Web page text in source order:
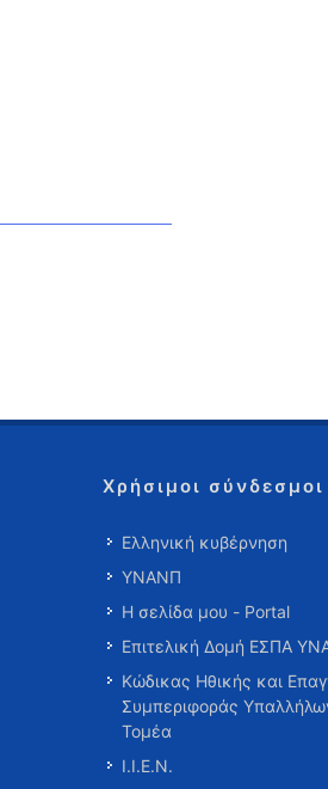
Χρήσιμοι σύνδεσμοι
Ελληνική κυβέρνηση
ΥΝΑΝΠ
Η σελίδα μου - Portal
Επιτελική Δομή ΕΣΠΑ
Κώδικας Ηθικής και
Συμπεριφοράς
Τομέα
Ι.Ι.Ε.Ν.